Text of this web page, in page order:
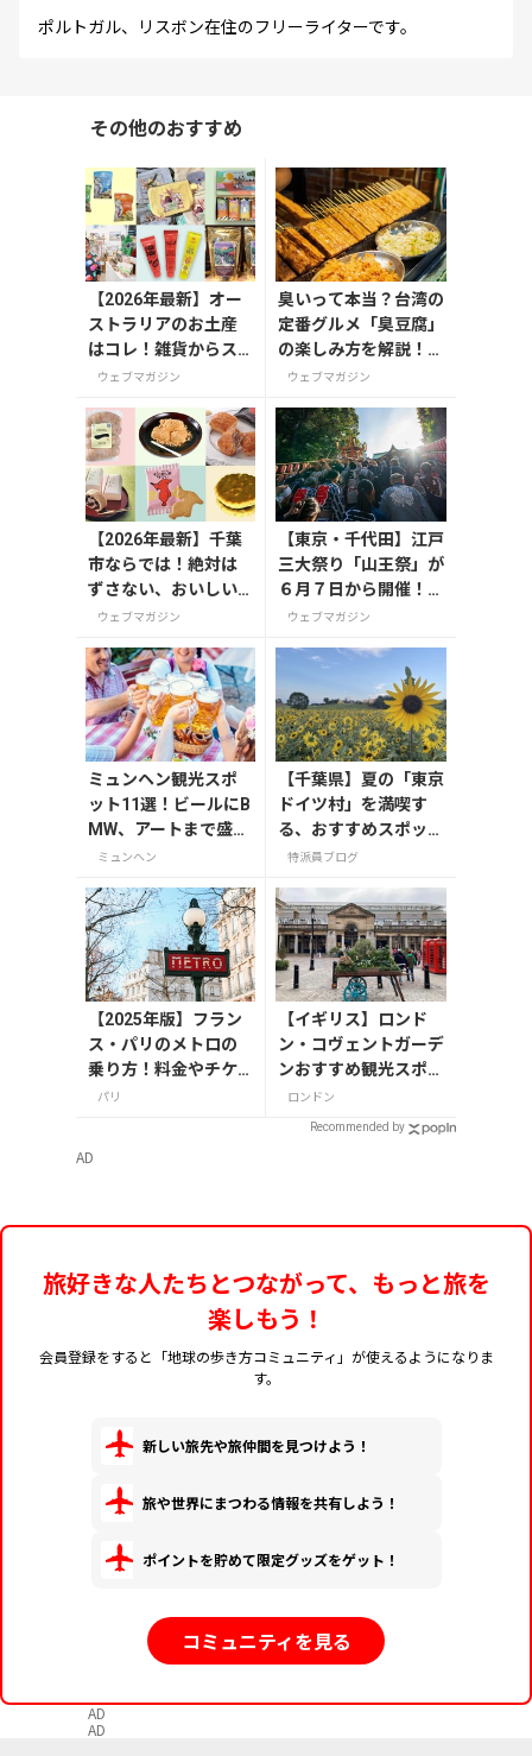
ポルトガル、リスボン在住のフリーライターです。
その他のおすすめ
【2026年最新】オー
ストラリアのお土産
はコレ！雑貨からス
ーパーでも買えるグ
ウェブマガジン
臭いって本当？台湾の
定番グルメ「臭豆腐」
の楽しみ方を解説！定
番メニューとおすすめ
ウェブマガジン
【2026年最新】千葉
市ならでは！絶対は
ずさない、おいしい
お土産10選
ウェブマガジン
【東京・千代田】江戸
三大祭り「山王祭」が
６月７日から開催！2
年に1度の「神幸祭」
ウェブマガジン
ミュンヘン観光スポ
ット11選！ビールにB
MW、アートまで盛り
だくさん
ミュンヘン
【千葉県】夏の「東京
ドイツ村」を満喫す
る、おすすめスポット
3選
特派員ブログ
【2025年版】フラン
ス・パリのメトロの
乗り方！料金やチケ
ットの種類、注意点
パリ
【イギリス】ロンド
ン・コヴェントガーデ
ンおすすめ観光スポッ
ト3つ！
ロンドン
Recommended by
AD
旅好きな人たちとつながって、もっと旅を
楽しもう！
会員登録をすると「地球の歩き方コミュニティ」が使えるようになりま
す。
新しい旅先や旅仲間を見つけよう！
旅や世界にまつわる情報を共有しよう！
ポイントを貯めて限定グッズをゲット！
コミュニティを見る
AD
AD